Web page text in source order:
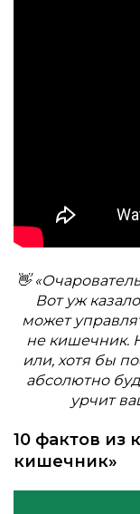
👋
Вот уж
может
не кишечник.
или, хотя бы
абсолютно
урчит
10 фактов из
кишечник»